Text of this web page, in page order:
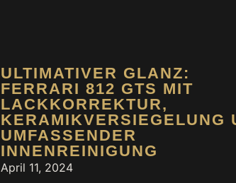
ULTIMATIVER GLANZ:
FERRARI 812 GTS MIT
LACKKORREKTUR,
KERAMIKVERSIEGELUNG
UMFASSENDER
INNENREINIGUNG
April 11, 2024